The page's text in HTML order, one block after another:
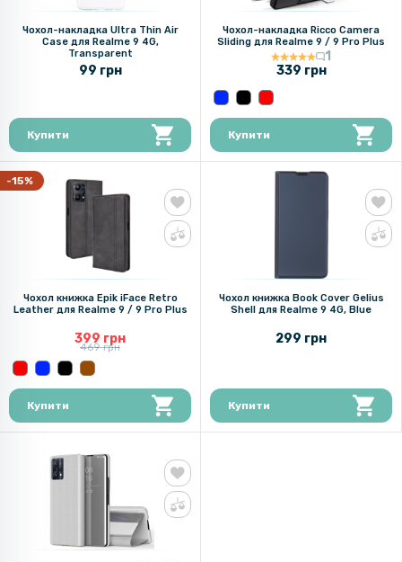
Чохол-накладка Ultra Thin Air
Case для Realme 9 4G,
Transparent
99 грн
Купити
Чохол-накладка Ricco Camera
Sliding для Realme 9 / 9 Pro Plus
1
339 грн
Купити
-15%
Чохол книжка Epik iFace Retro
Leather для Realme 9 / 9 Pro Plus
399 грн
469 грн
Купити
Чохол книжка Book Cover Gelius
Shell для Realme 9 4G, Blue
299 грн
Купити